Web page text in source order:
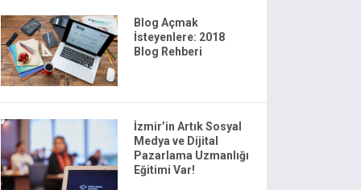
Blog Açmak
İsteyenlere: 2018
Blog Rehberi
İzmir’in Artık Sosyal
Medya ve Dijital
Pazarlama Uzmanlığı
Eğitimi Var!